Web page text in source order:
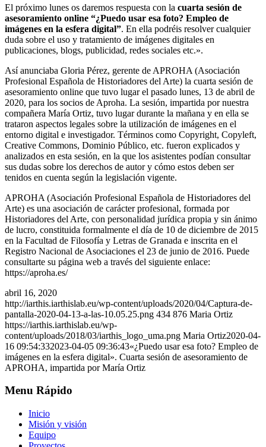
El próximo lunes os daremos respuesta con la cuarta sesión de
asesoramiento online “¿Puedo usar esa foto? Empleo de
imágenes en la esfera digital”. En ella podréis resolver cualquier
duda sobre el uso y tratamiento de imágenes digitales en
publicaciones, blogs, publicidad, redes sociales etc.».
Así anunciaba Gloria Pérez, gerente de APROHA (Asociación
Profesional Española de Historiadores del Arte) la cuarta sesión de
asesoramiento online que tuvo lugar el pasado lunes, 13 de abril de
2020, para los socios de Aproha. La sesión, impartida por nuestra
compañera María Ortiz, tuvo lugar durante la mañana y en ella se
trataron aspectos legales sobre la utilización de imágenes en el
entorno digital e investigador. Términos como Copyright, Copyleft,
Creative Commons, Dominio Público, etc. fueron explicados y
analizados en esta sesión, en la que los asistentes podían consultar
sus dudas sobre los derechos de autor y cómo estos deben ser
tenidos en cuenta según la legislación vigente.
APROHA (Asociación Profesional Española de Historiadores del
Arte) es una asociación de carácter profesional, formada por
Historiadores del Arte, con personalidad jurídica propia y sin ánimo
de lucro, constituida formalmente el día de 10 de diciembre de 2015
en la Facultad de Filosofía y Letras de Granada e inscrita en el
Registro Nacional de Asociaciones el 23 de junio de 2016. Puede
consultarte su página web a través del siguiente enlace:
https://aproha.es/
abril 16, 2020
http://iarthis.iarthislab.eu/wp-content/uploads/2020/04/Captura-de-
pantalla-2020-04-13-a-las-10.05.25.png 434 876 Maria Ortiz
https://iarthis.iarthislab.eu/wp-
content/uploads/2018/03/iarthis_logo_uma.png Maria Ortiz2020-04-
16 09:54:332023-04-05 09:36:43«¿Puedo usar esa foto? Empleo de
imágenes en la esfera digital». Cuarta sesión de asesoramiento de
APROHA, impartida por María Ortiz
Menu Rápido
Inicio
Misión y visión
Equipo